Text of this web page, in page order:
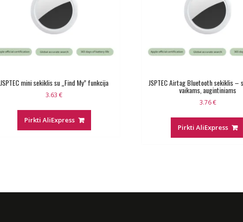
JSPTEC mini sekiklis su „Find My” funkcija
3.63€
Pirkti AliExpress
JSPTEC Airtag Bluetooth sekiklis –
vaikams, augintiniams
3.76€
Pirkti AliExpress